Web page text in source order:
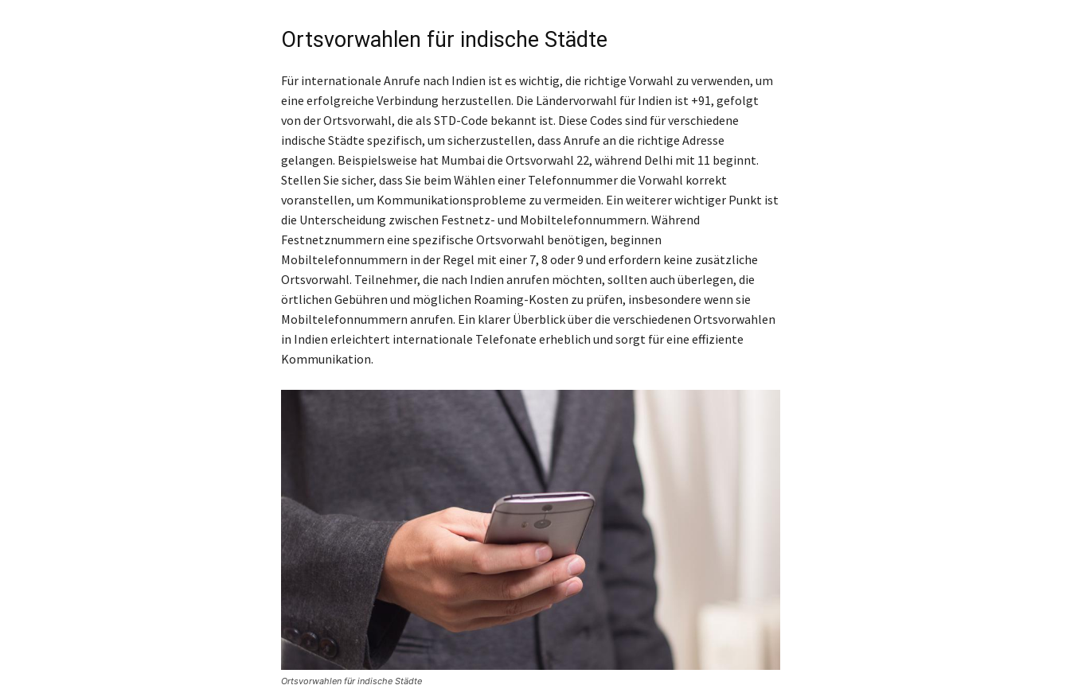
Ortsvorwahlen für indische Städte
Für internationale Anrufe nach Indien ist es wichtig, die richtige Vorwahl zu verwenden, um
eine erfolgreiche Verbindung herzustellen. Die Ländervorwahl für Indien ist +91, gefolgt
von der Ortsvorwahl, die als STD-Code bekannt ist. Diese Codes sind für verschiedene
indische Städte spezifisch, um sicherzustellen, dass Anrufe an die richtige Adresse
gelangen. Beispielsweise hat Mumbai die Ortsvorwahl 22, während Delhi mit 11 beginnt.
Stellen Sie sicher, dass Sie beim Wählen einer Telefonnummer die Vorwahl korrekt
voranstellen, um Kommunikationsprobleme zu vermeiden. Ein weiterer wichtiger Punkt ist
die Unterscheidung zwischen Festnetz- und Mobiltelefonnummern. Während
Festnetznummern eine spezifische Ortsvorwahl benötigen, beginnen
Mobiltelefonnummern in der Regel mit einer 7, 8 oder 9 und erfordern keine zusätzliche
Ortsvorwahl. Teilnehmer, die nach Indien anrufen möchten, sollten auch überlegen, die
örtlichen Gebühren und möglichen Roaming-Kosten zu prüfen, insbesondere wenn sie
Mobiltelefonnummern anrufen. Ein klarer Überblick über die verschiedenen Ortsvorwahlen
in Indien erleichtert internationale Telefonate erheblich und sorgt für eine effiziente
Kommunikation.
Ortsvorwahlen für indische Städte